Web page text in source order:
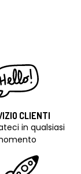
CLIENTI
in qualsiasi